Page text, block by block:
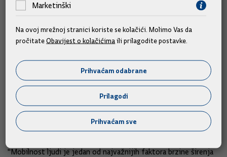
koji je u ovom trenutku relevantan i za koji se možete
uhvatiti i reći - naše mjere daju rezultate ili ne daju".
"Kao što sam kazao, mi kontinuirano pratimo epidemiološko
stanje. Ukoliko se stvari nastave odvijati u ovim nekim
brojkama, mi bi to onda vjerojatno zadržali. Kad se bude
otvarao međužupanijski prijevoz, onda ćemo vidjeti jesu li
propusnice potrebne", rekao je ministar.
"Mobilnost ljudi je jedan od najvažnijih faktora brzine širenja
Marketinški
Na ovoj mrežnoj stranici koriste se kolačići. Molimo Vas da
pročitateObavijest o kolačićima ili prilagodite postavke.
Prihvaćam odabrane
Prilagodi
Prihvaćam sve